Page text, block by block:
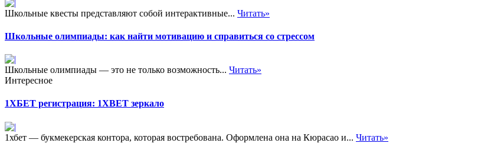
Школьные квесты представляют собой интерактивные... Читать»
Школьные олимпиады: как найти мотивацию и справиться со стрессом
Школьные олимпиады — это не только возможность... Читать»
Интересное
1ХБЕТ регистрация: 1XBET зеркало
1хбет — букмекерская контора, которая востребована. Оформлена она на Кюрасао и... Читать»